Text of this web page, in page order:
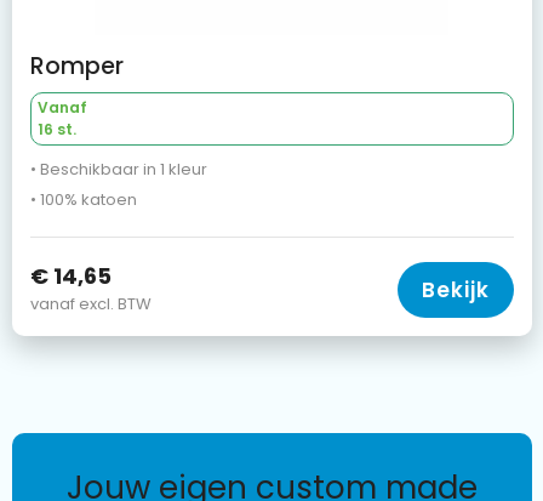
Romper
Vanaf
16 st.
• Beschikbaar in 1 kleur
• 100% katoen
€ 14,65
vanaf excl. BTW Bekijk
jouw eigen custom made